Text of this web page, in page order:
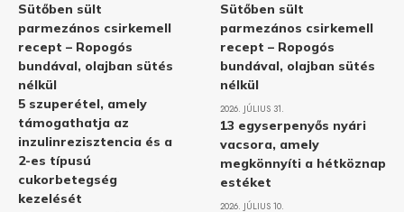
Sütőben sült
parmezános csirkemell
recept – Ropogós
bundával, olajban sütés
nélkül
5 szuperétel, amely
támogathatja az
inzulinrezisztencia és a
2-es típusú
cukorbetegség
kezelését
Sütőben sült
parmezános csirkemell
recept – Ropogós
bundával, olajban sütés
nélkül
2026. JÚLIUS 31.
13 egyserpenyős nyári
vacsora, amely
megkönnyíti a hétköznap
estéket
2026. JÚLIUS 10.